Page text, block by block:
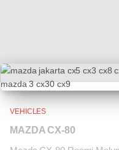
VEHICLES
MAZDA CX-80